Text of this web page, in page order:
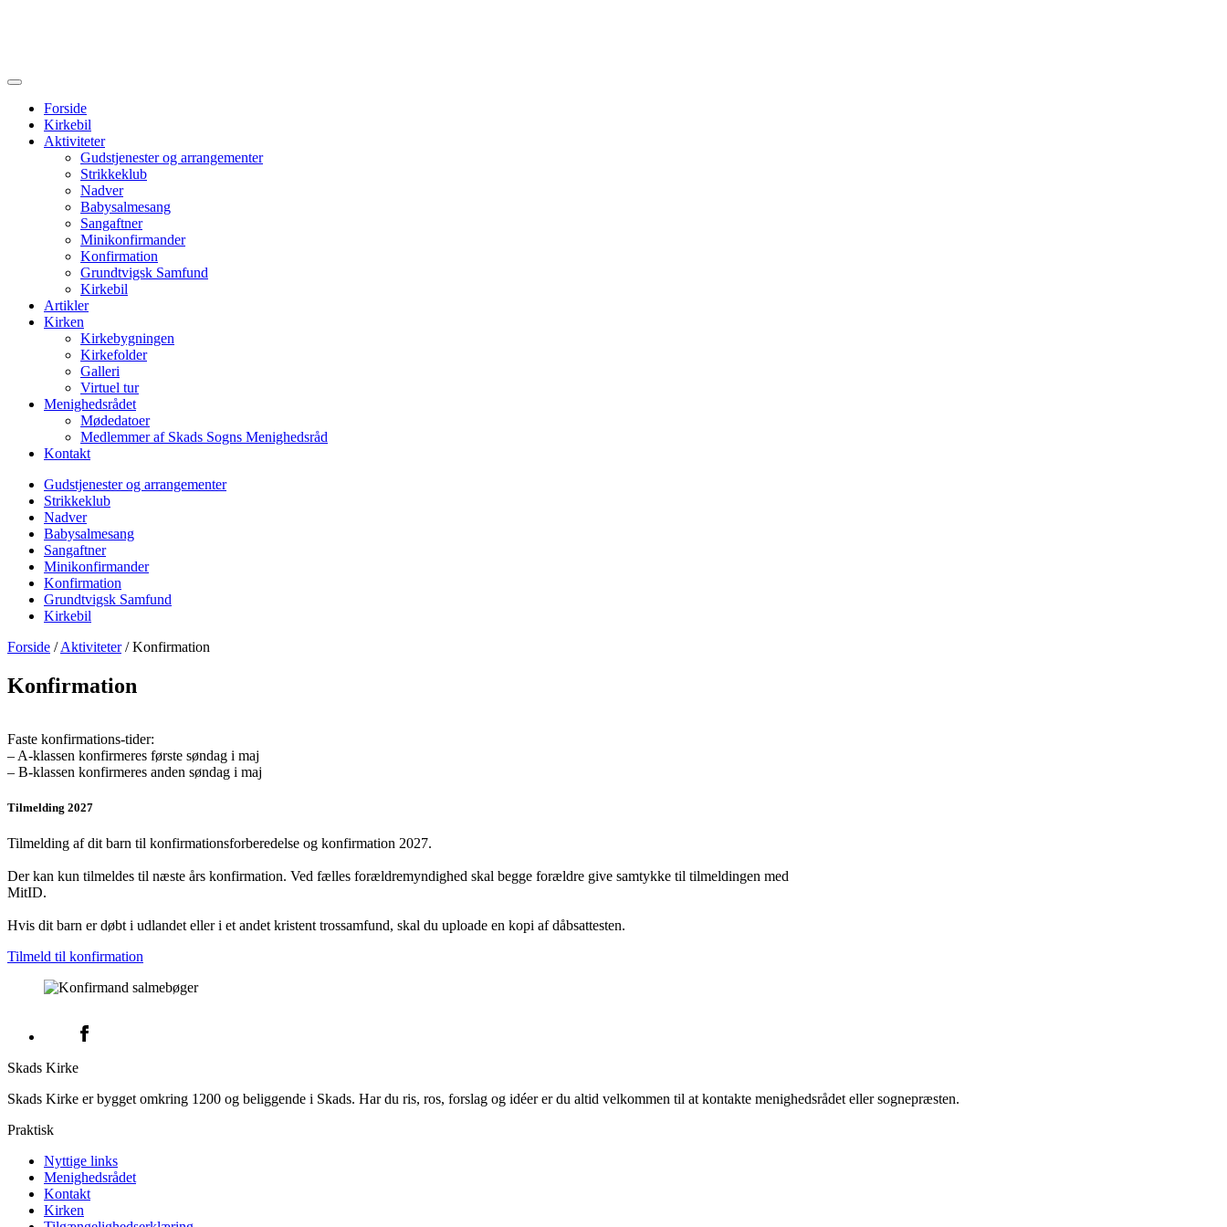
Forside
Kirkebil
Aktiviteter
Gudstjenester og arrangementer
Strikkeklub
Nadver
Babysalmesang
Sangaftner
Minikonfirmander
Konfirmation
Grundtvigsk Samfund
Kirkebil
Artikler
Kirken
Kirkebygningen
Kirkefolder
Galleri
Virtuel tur
Menighedsrådet
Mødedatoer
Medlemmer af Skads Sogns Menighedsråd
Kontakt
Gudstjenester og arrangementer
Strikkeklub
Nadver
Babysalmesang
Sangaftner
Minikonfirmander
Konfirmation
Grundtvigsk Samfund
Kirkebil
Forside /Aktiviteter/Konfirmation
Konfirmation
Faste konfirmations-tider:
– A-klassen konfirmeres første søndag i maj
– B-klassen konfirmeres anden søndag i maj
Tilmelding 2027
Tilmelding af dit barn til konfirmationsforberedelse og konfirmation 2027.
Der kan kun tilmeldes til næste års konfirmation. Ved fælles forældremyndighed skal begge forældre give samtykke til tilmeldingen med
MitID.
Hvis dit barn er døbt i udlandet eller i et andet kristent trossamfund, skal du uploade en kopi af dåbsattesten.
Tilmeld til konfirmation
Skads Kirke
Skads Kirke er bygget omkring 1200 og beliggende i Skads. Har du ris, ros, forslag og idéer er du altid velkommen til at kontakte menighedsrådet eller sognepræsten.
Praktisk
Nyttige links
Menighedsrådet
Kontakt
Kirken